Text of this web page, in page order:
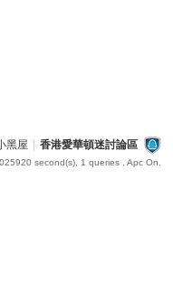
黑屋 香港愛華頓迷討論區
second(s), 1 queries , Apc On.